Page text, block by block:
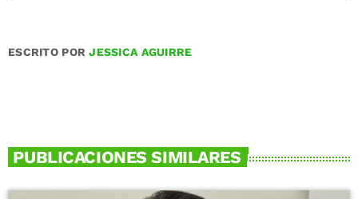
ESCRITO PORJESSICA AGUIRRE
PUBLICACIONES SIMILARES